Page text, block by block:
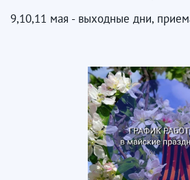
9,10,11 мая - выходные дни,